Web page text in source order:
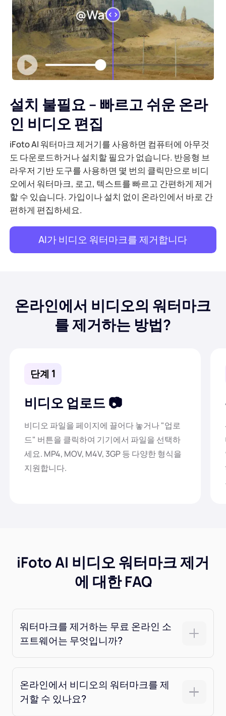
설치 불필요 – 빠르고 쉬운 온라
인 비디오 편집
iFoto AI 워터마크 제거기를 사용하면 컴퓨터에 아무것
도 다운로드하거나 설치할 필요가 없습니다. 반응형 브
라우저 기반 도구를 사용하면 몇 번의 클릭만으로 비디
오에서 워터마크, 로고, 텍스트를 빠르고 간편하게 제거
할 수 있습니다. 가입이나 설치 없이 온라인에서 바로 간
편하게 편집하세요.
AI가 비디오 워터마크를 제거합니다
온라인에서 비디오의 워터마크
를 제거하는 방법?
단계 1
비디오 업로드
비디오 파일을 페이지에 끌어다 놓거나 "업로
드" 버튼을 클릭하여 기기에서 파일을 선택하
세요. MP4, MOV, M4V, 3GP 등 다양한 형식을
지원합니다.
iFoto AI 비디오 워터마크 제거
에 대한 FAQ
워터마크를 제거하는 무료 온라인 소
프트웨어는 무엇입니까?
온라인에서 비디오의 워터마크를 제
거할 수 있나요?